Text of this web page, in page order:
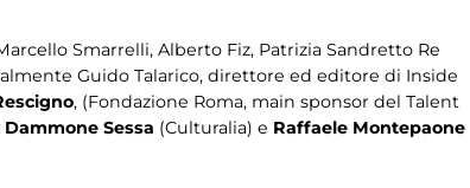
Smarrelli, Alberto Fiz, Patrizia Sandretto Re
Guido Talarico, direttore ed editore di Inside
, (Fondazione Roma, main sponsor del Talent
Sessa (Culturalia) e Raffaele Montepaone